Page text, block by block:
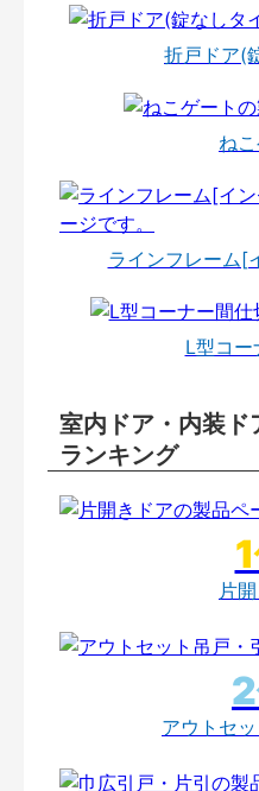
折戸ドア(
ね
ラインフレーム[
L型コー
室内ドア・内装ド
ランキング
片
アウトセ